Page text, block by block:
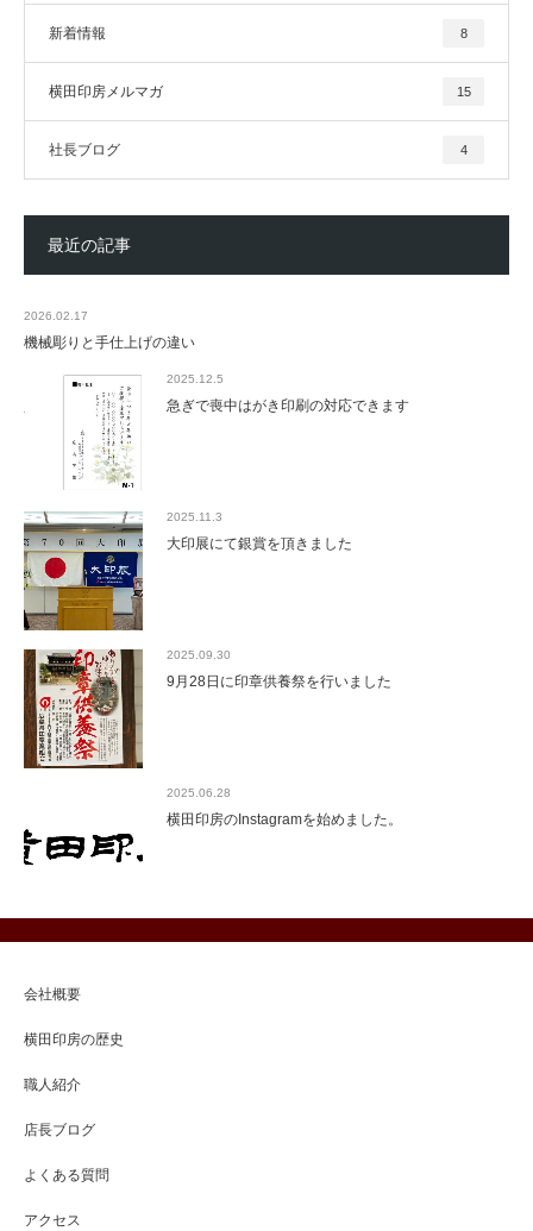
新着情報 8
横田印房メルマガ 15
社長ブログ 4
最近の記事
2026.02.17
機械彫りと手仕上げの違い
2025.12.5
急ぎで喪中はがき印刷の対応できます
2025.11.3
大印展にて銀賞を頂きました
2025.09.30
9月28日に印章供養祭を行いました
2025.06.28
横田印房のInstagramを始めました。
会社概要
横田印房の歴史
職人紹介
店長ブログ
よくある質問
アクセス